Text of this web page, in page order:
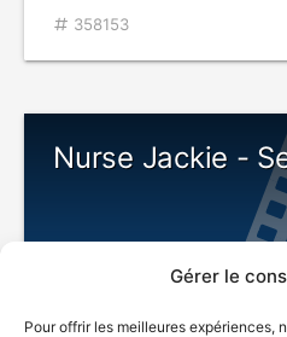
Gérer le
Pour offrir les meilleures expériences,
358153
Nurse Jackie -